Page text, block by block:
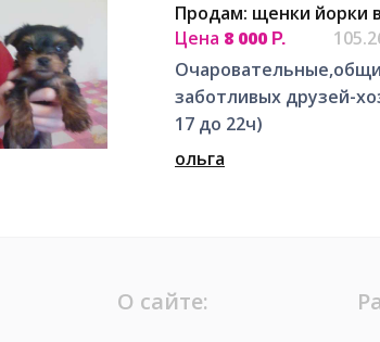
Продам: щенки йорки
Цена 8 000 Р.
заботливых друзей-
17 до 22ч)
ольга
О сайте: